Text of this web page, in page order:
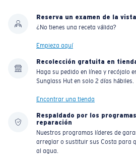
Reserva un examen de la vista
¿No tienes una receta válida?
Empieza aquí
Recolección gratuita en
Haga su pedido en línea y recójalo
Sunglass Hut en solo 2 días hábiles.
Encontrar una tienda
Respaldado por los
reparación
Nuestros programas líderes de
arreglar o sustituir sus Costa para
al agua.